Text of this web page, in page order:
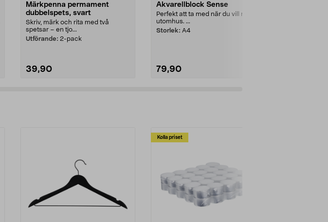
Märkpenna permament
dubbelspets, svart
Skriv, märk och rita med två
spetsar – en tjo...
Utförande: 2-pack
39,90
Akvarellblock Sense
Perfekt att ta med när du vill måla
utomhus. ...
Storlek: A4
79,90
Kolla priset